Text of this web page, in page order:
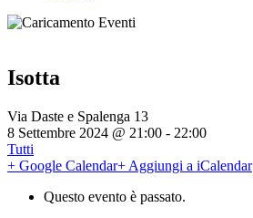
Isotta
Via Daste e Spalenga 13
8 Settembre 2024 @ 21:00 - 22:00
Tutti
+ Google Calendar+ Aggiungi a iCalendar
Questo evento è passato.